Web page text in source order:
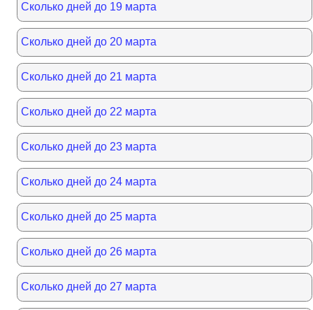
Сколько дней до 19 марта
Сколько дней до 20 марта
Сколько дней до 21 марта
Сколько дней до 22 марта
Сколько дней до 23 марта
Сколько дней до 24 марта
Сколько дней до 25 марта
Сколько дней до 26 марта
Сколько дней до 27 марта